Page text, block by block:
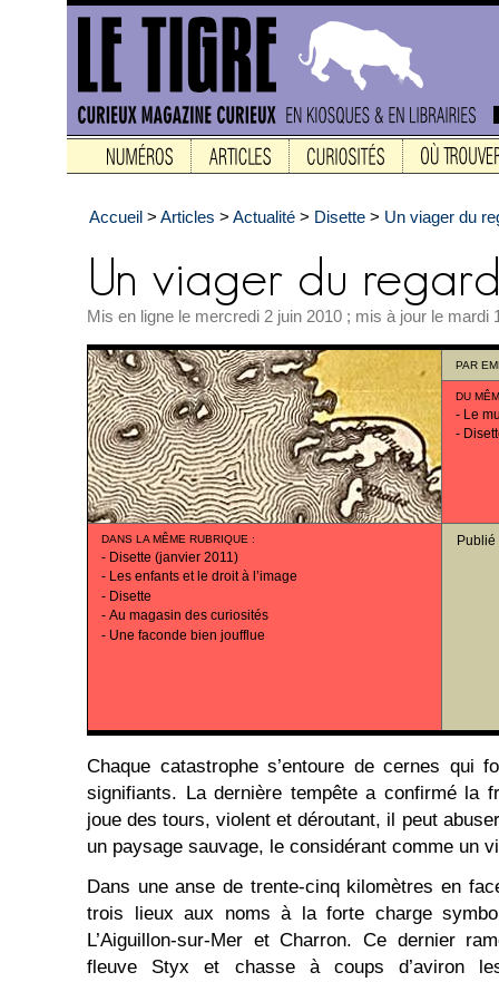
Accueil > Articles > Actualité > Disette > Un viager du
Mis en ligne le mercredi 2 juin 2010 ; mis à jour le mardi
PAR
DU
- Le
-
DANS LA MÊME RUBRIQUE :
- Disette (janvier 2011)
- Les enfants et le droit à l’image
- Disette
- Au magasin des curiosités
- Une faconde bien joufflue
Chaque catastrophe s’entoure de cernes qui
signifiants. La dernière tempête a confirmé la
joue des tours, violent et déroutant, il peut
un paysage sauvage, le considérant comme un
Dans une anse de trente-cinq kilomètres en
trois lieux aux noms à la forte charge
L’Aiguillon-sur-Mer et Charron. Ce dernier
fleuve Styx et chasse à coups d’aviron